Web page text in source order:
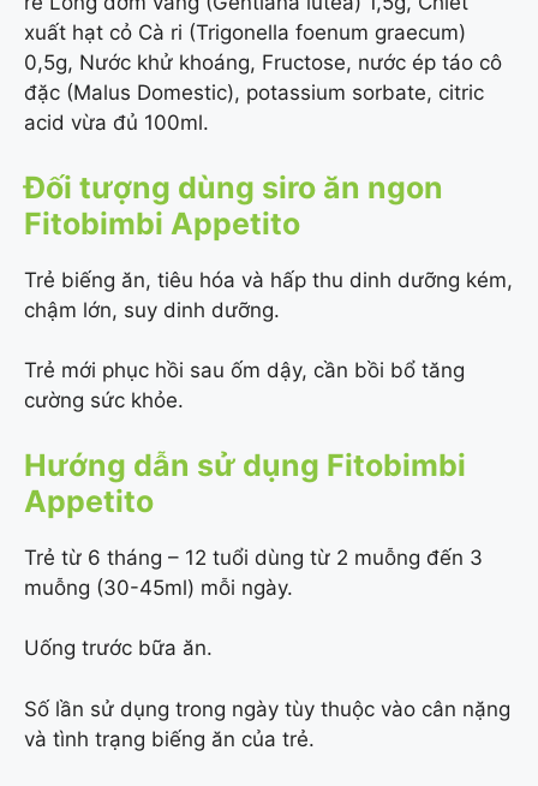
xuất hạt cỏ Cà ri (Trigonella foenum graecum)
0,5g, Nước khử khoáng, Fructose, nước ép táo cô
đặc (Malus Domestic), potassium sorbate, citric
acid vừa đủ 100ml.
Đối tượng dùng siro ăn ngon
Fitobimbi Appetito
Trẻ biếng ăn, tiêu hóa và hấp thu dinh dưỡng kém,
chậm lớn, suy dinh dưỡng.
Trẻ mới phục hồi sau ốm dậy, cần bồi bổ tăng
cường sức khỏe.
Hướng dẫn sử dụng Fitobimbi
Appetito
Trẻ từ 6 tháng – 12 tuổi dùng từ 2 muỗng đến 3
muỗng (30-45ml) mỗi ngày.
Uống trước bữa ăn.
Số lần sử dụng trong ngày tùy thuộc vào cân nặng
và tình trạng biếng ăn của trẻ.